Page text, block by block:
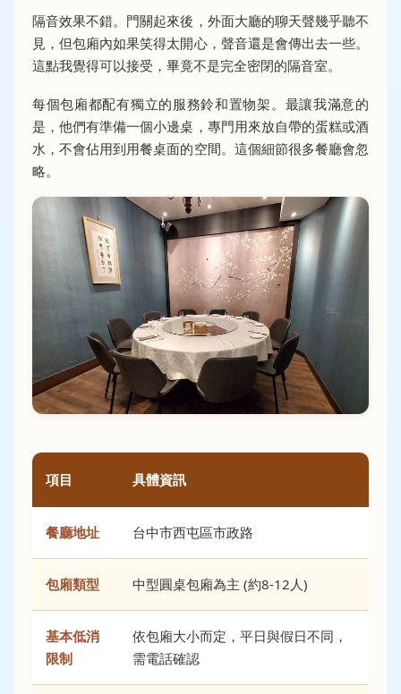
隔音效果不錯。門關起來後，外面大廳的聊天聲幾乎聽不
見，但包廂內如果笑得太開心，聲音還是會傳出去一些。
這點我覺得可以接受，畢竟不是完全密閉的隔音室。
每個包廂都配有獨立的服務鈴和置物架。最讓我滿意的
是，他們有準備一個小邊桌，專門用來放自帶的蛋糕或酒
水，不會佔用到用餐桌面的空間。這個細節很多餐廳會忽
略。
項目 具體資訊
餐廳地址 台中市西屯區市政路
包廂類型 中型圓桌包廂為主 (約8-12人)
基本低消
限制
依包廂大小而定，平日與假日不同，
需電話確認